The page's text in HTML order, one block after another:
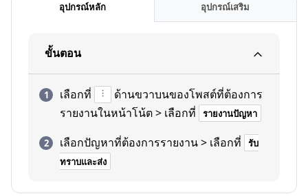
อุปกรณ์หลัก อุปกรณ์เสริม
ขั้นตอน
เลือกที่
ด้านขวาบนของโพสต์ที่ต้องการ
รายงานในหน้าโน้ต > เลือกที่
รายงานปัญหา
เลือกปัญหาที่ต้องการรายงาน > เลือกที่
รับ
ทราบและส่ง